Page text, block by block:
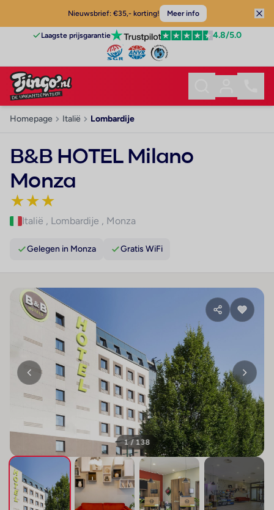
Nieuwsbrief: €35,- korting! Meer info
Laagste prijsgarantie 4.8/5.0
Homepage Italië Lombardije
B&B HOTEL Milano
Monza
★★★
Italië , Lombardije , Monza
Gelegen in Monza Gratis WiFi
1 / 138